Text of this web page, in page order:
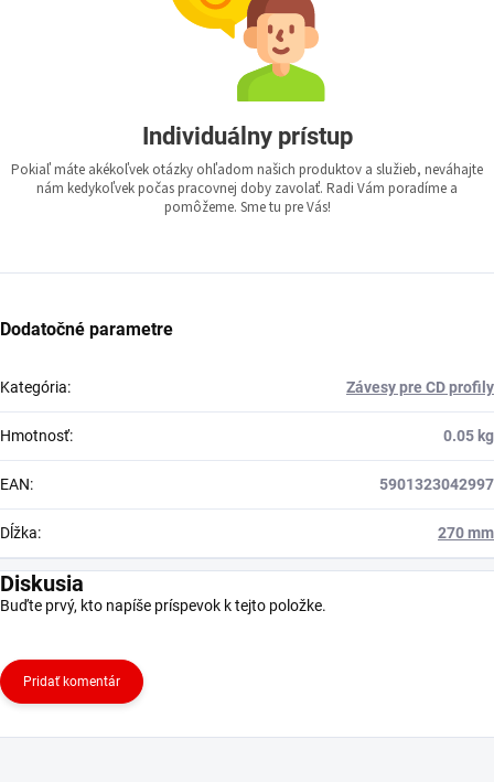
Individuálny prístup
Pokiaľ máte akékoľvek otázky ohľadom našich produktov a služieb, neváhajte
nám kedykoľvek počas pracovnej doby zavolať. Radi Vám poradíme a
pomôžeme. Sme tu pre Vás!
Dodatočné parametre
Kategória: Závesy pre CD profily
Hmotnosť: 0.05 kg
EAN: 5901323042997
Dĺžka: 270 mm
Diskusia
Buďte prvý, kto napíše príspevok k tejto položke.
Pridať komentár